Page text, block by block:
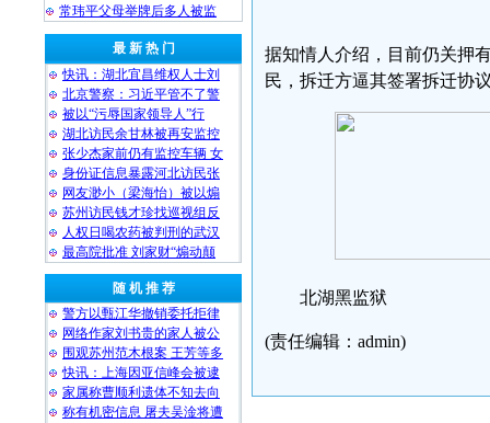
常玮平父母举牌后多人被监
最 新 热 门
快讯：湖北宜昌维权人士刘
北京警察：习近平管不了警
被以“污辱国家领导人”行
湖北访民余甘林被再安监控
张少杰家前仍有监控车辆 女
身份证信息暴露河北访民张
网友渺小（梁海怡）被以煽
苏州访民钱才珍找巡视组反
人权日喝农药被判刑的武汉
最高院批准 刘家财“煽动颠
随 机 推 荐
警方以甄江华撤销委托拒律
网络作家刘书贵的家人被公
围观苏州范木根案 王芳等多
快讯：上海因亚信峰会被逮
家属称曹顺利遗体不知去向
称有机密信息 屠夫吴淦将遭
据知情人介绍，目前仍关押
民，拆迁方逼其签署拆迁协
北湖黑监狱
(责任编辑：admin)